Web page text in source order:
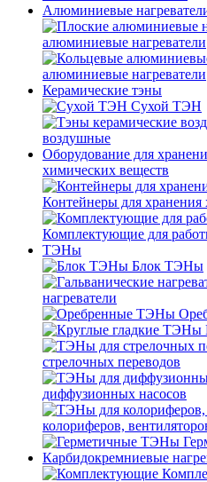
Алюминиевые
алюминиевые нагреватели
алюминиевые нагреватели
Керамические тэны
Сухой ТЭН
воздушные
Оборудование для
химических веществ
Контейнеры для хранения
Комплектующие для
ТЭНы
Блок ТЭНы
нагреватели
стрелочных переводов
диффузионных насосов
колориферов,
Карбидокремниевые